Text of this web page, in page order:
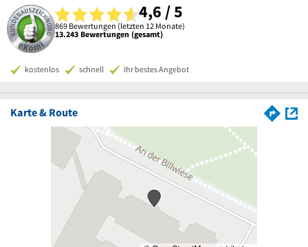
4,6 / 5
869 Bewertungen (letzten 12 Monate)
13.243 Bewertungen (gesamt)
kostenlos schnell Ihr bestes Angebot
Karte & Route